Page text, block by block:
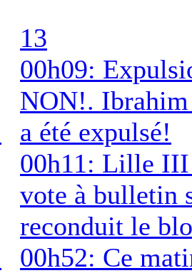
13
00h09:
NON!.
a été expulsé!
00h11: Lille
vote à bulletin
reconduit le
00h52: Ce